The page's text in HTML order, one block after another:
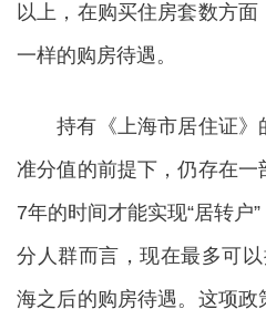
以上，在购买住房套数方
一样的购房待遇。
持有《上海市居住证》
准分值的前提下，仍存在
7年的时间才能实现“居转户
分人群而言，现在最多可
海之后的购房待遇。这项